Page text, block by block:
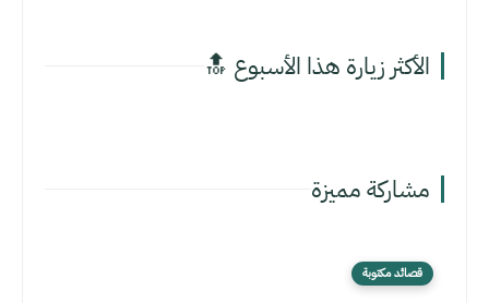
الأكثر زيارة هذا الأسبوع 🔝
مشاركة مميزة
قصائد مكتوبة